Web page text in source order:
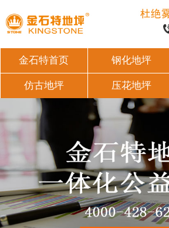
金石特首页 钢化地坪
仿古地坪 压花地坪